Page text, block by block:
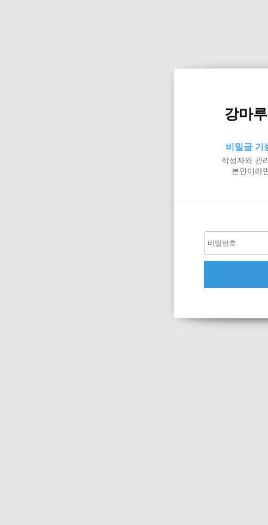
강마
비밀글 기
작성자와 관
본인이라